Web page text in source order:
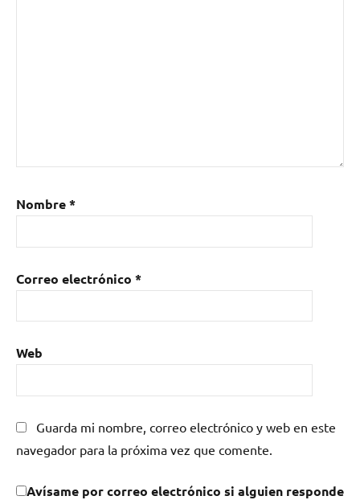
Nombre*
Correo electrónico *
Web
Guarda mi nombre, correo electrónico y web en este
navegador para la próxima vez que comente.
Avísame por correo electrónico si alguien responde